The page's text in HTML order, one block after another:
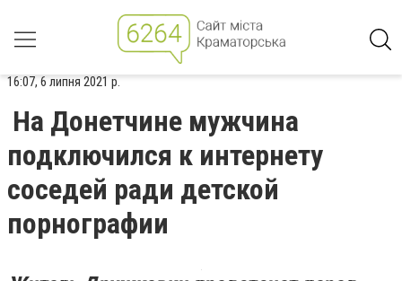
16:07, 6 липня 2021 р.
На Донетчине мужчина
подключился к интернету
соседей ради детской
порнографии